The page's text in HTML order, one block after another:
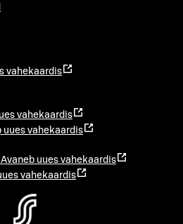
vahekaardis
vahekaardis
uues vahekaardis
Avaneb uues vahekaardis
vahekaardis